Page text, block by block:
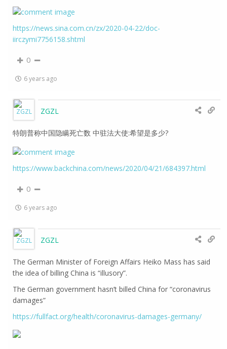
https://news.sina.com.cn/zx/2020-04-22/doc-
iirczymi7756158.shtml
0
6 years ago
ZGZL
特朗普称中国隐瞒死亡数 中驻法大使:希望是多少?
https://www.backchina.com/news/2020/04/21/684397.html
0
6 years ago
ZGZL
The German Minister of Foreign Affairs Heiko Mass has said
the idea of billing China is “illusory”.
The German government hasn’t billed China for “coronavirus
damages”
https://fullfact.org/health/coronavirus-damages-germany/